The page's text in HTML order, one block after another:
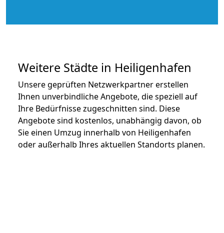
Weitere Städte in Heiligenhafen
Unsere geprüften Netzwerkpartner erstellen
Ihnen unverbindliche Angebote, die speziell auf
Ihre Bedürfnisse zugeschnitten sind. Diese
Angebote sind kostenlos, unabhängig davon, ob
Sie einen Umzug innerhalb von Heiligenhafen
oder außerhalb Ihres aktuellen Standorts planen.